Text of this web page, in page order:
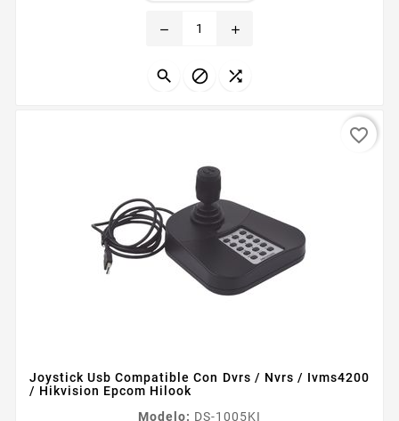
diseno de módulo de tarjeta...
remove add
  
Joystick Usb Compatible Con Dvrs / Nvrs / Ivms4200
/ Hikvision Epcom Hilook
Modelo: DS-1005KI
favorite_border